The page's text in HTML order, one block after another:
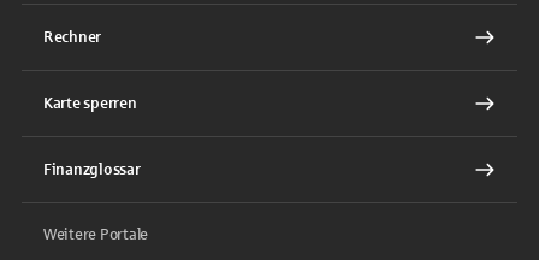
Rechner
Karte sperren
Finanzglossar
Weitere Portale